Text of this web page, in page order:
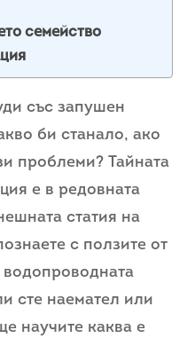
семейство
със запушен
би станало, ако
проблеми? Тайната
е в редовната
статия на
с ползите от
сте наемател или
научите каква е